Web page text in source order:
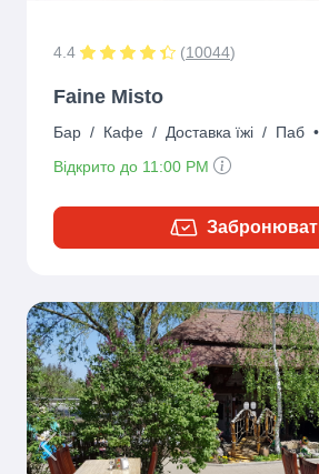
4.4 (10044)
Faine Misto
Бар / Кафе / Доставка їжі / Паб •
Відкрито до 11:00 PM
Previous